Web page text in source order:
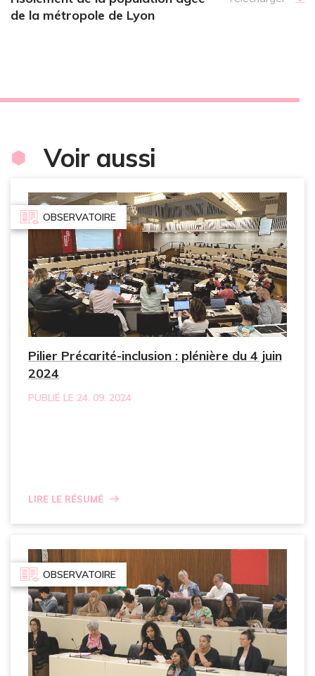
de la métropole de Lyon
Voir aussi
OBSERVATOIRE
Pilier Précarité-inclusion : plénière du 4 juin
2024
PUBLIÉ LE 24. 09. 2024
Lire le résumé
OBSERVATOIRE